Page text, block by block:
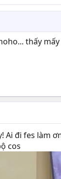
thấy
Ai đi fes làm
cos